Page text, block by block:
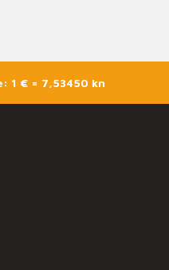
1 € = 7,53450 kn